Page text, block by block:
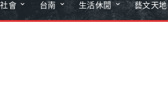
社會 台南 生活休閒 藝文天地